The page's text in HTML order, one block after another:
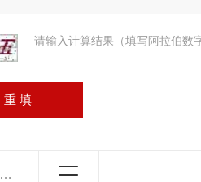
请输入计算结果（填写阿拉伯数